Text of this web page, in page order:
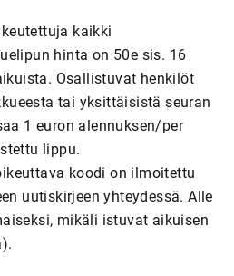
kaikki
hinta on 50e sis. 16
Osallistuvat henkilöt
tai yksittäisistä seuran
1 euron alennuksen/per
lippu.
koodi on ilmoitettu
uutiskirjeen yhteydessä. Alle
mikäli istuvat aikuisen